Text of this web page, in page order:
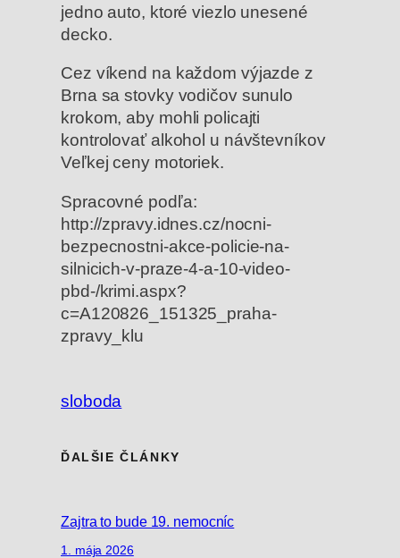
jedno auto, ktoré viezlo unesené
decko.
Cez víkend na každom výjazde z
Brna sa stovky vodičov sunulo
krokom, aby mohli policajti
kontrolovať alkohol u návštevníkov
Veľkej ceny motoriek.
Spracovné podľa:
http://zpravy.idnes.cz/nocni-
bezpecnostni-akce-policie-na-
silnicich-v-praze-4-a-10-video-
pbd-/krimi.aspx?
c=A120826_151325_praha-
zpravy_klu
sloboda
ĎALŠIE ČLÁNKY
Zajtra to bude 19. nemocníc
1. mája 2026